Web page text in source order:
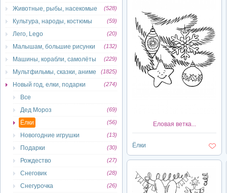
Животные, рыбы, насекомые (528)
Культура, народы, костюмы (59)
Лего, Lego (20)
Малышам, большие рисунки (132)
Машины, корабли, самолёты (229)
Мультфильмы, сказки, аниме (1825)
Новый год, елки, подарки (274)
Все
Дед Мороз
(69)
Ёлки (56)
Новогодние игрушки (13)
Подарки (30)
Рождество (27)
Снеговик (28)
Снегурочка (26)
Еловая ветка...
Ёлки